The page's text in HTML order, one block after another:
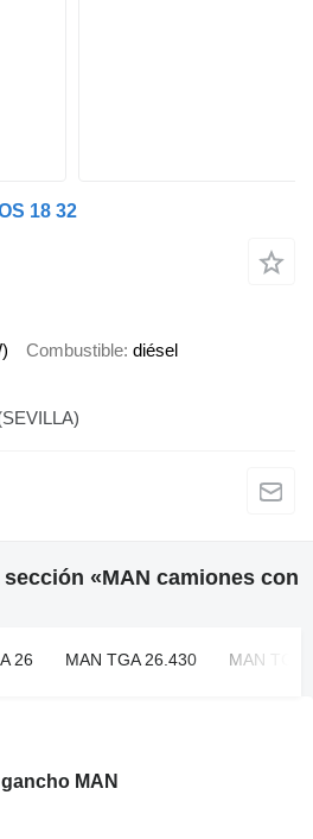
18 32
Combustible diésel
«MAN camiones con
26 MAN TGA 26.430 MAN TGL
MAN